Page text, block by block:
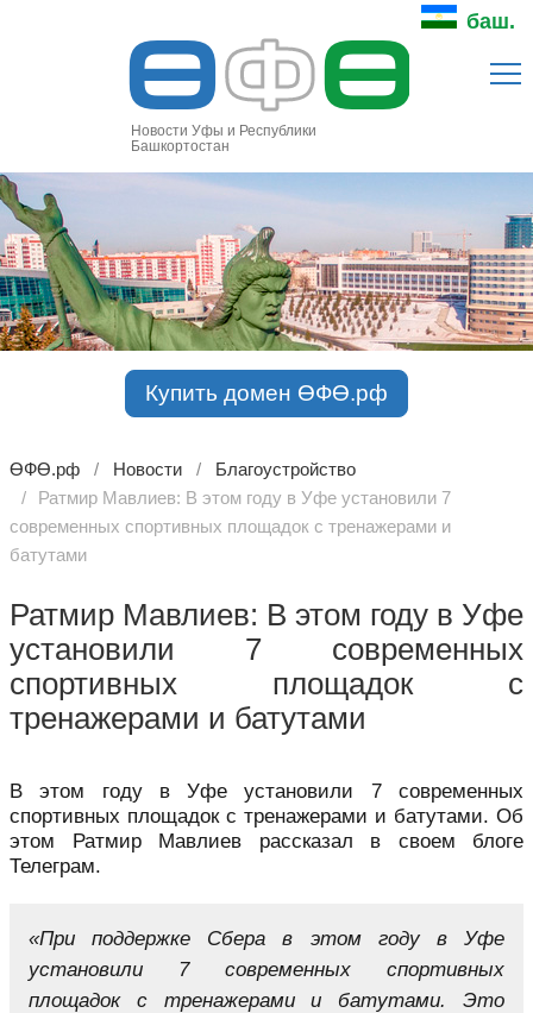
баш.
ӨФӨ
Новости Уфы и Республики
Башкортостан
Купить домен ӨФӨ.рф
ӨФӨ.рф Новости
Благоустройство
Ратмир Мавлиев: В этом году в Уфе установили 7
современных спортивных площадок с тренажерами и
батутами
Ратмир Мавлиев: В этом году в Уфе
установили 7 современных
спортивных площадок с
тренажерами и батутами
В этом году в Уфе установили 7 современных
спортивных площадок с тренажерами и батутами. Об
этом Ратмир Мавлиев рассказал в своем блоге
Телеграм.
«При поддержке Сбера в этом году в Уфе
установили 7 современных спортивных
площадок с тренажерами и батутами. Это